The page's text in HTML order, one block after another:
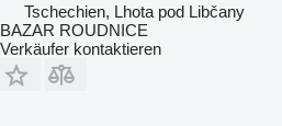
Tschechien, Lhota pod Libčany
BAZAR ROUDNICE
Verkäufer kontaktieren